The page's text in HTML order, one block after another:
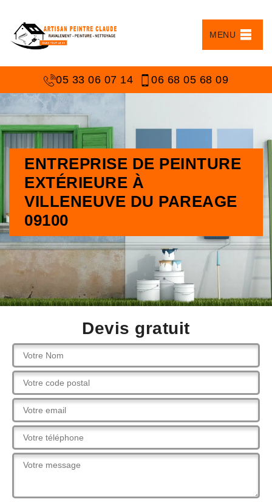
MENU
05 33 06 07 14 06 68 05 68 09
ENTREPRISE DE PEINTURE
EXTÉRIEURE À
VILLENEUVE DU PAREAGE
09100
Devis gratuit